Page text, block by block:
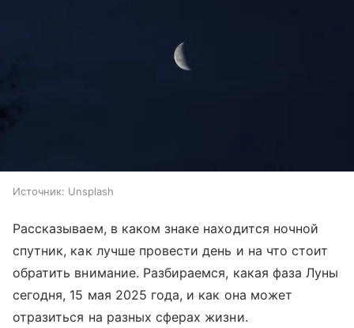
Источник: Unsplash
Рассказываем, в каком знаке находится ночной
спутник, как лучше провести день и на что стоит
обратить внимание. Разбираемся, какая фаза Луны
сегодня, 15 мая 2025 года, и как она может
отразиться на разных сферах жизни.